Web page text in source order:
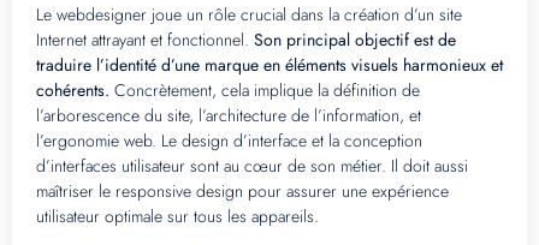
Le webdesigner joue un rôle crucial dans la création d’un site
Internet attrayant et fonctionnel. Son principal objectif est de
traduire l’identité d’une marque en éléments visuels harmonieux et
cohérents. Concrètement, cela implique la définition de
l’arborescence du site, l’architecture de l’information, et
l’ergonomie web. Le design d’interface et la conception
d’interfaces utilisateur sont au cœur de son métier. Il doit aussi
maîtriser le responsive design pour assurer une expérience
utilisateur optimale sur tous les appareils.